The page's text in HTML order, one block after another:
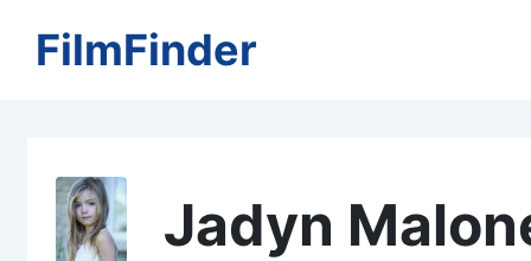
FilmFinder
Jadyn